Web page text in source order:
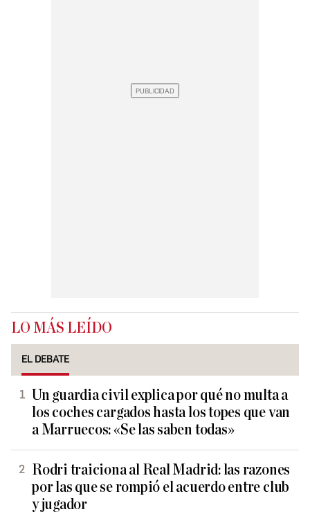
LO MÁS LEÍDO
EL DEBATE
Un guardia civil explica por qué no multa a
los coches cargados hasta los topes que van
a Marruecos: «Se las saben todas»
Rodri traiciona al Real Madrid: las razones
por las que se rompió el acuerdo entre club
y jugador